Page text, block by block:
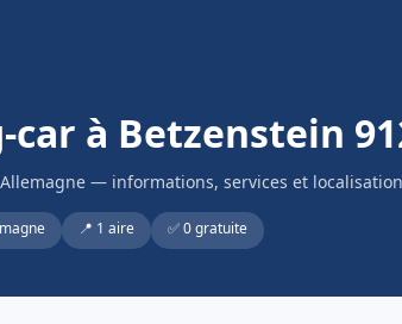
à Betzenstein
— informations, services et localisation
📍 1 aire ✅ 0 gratuite